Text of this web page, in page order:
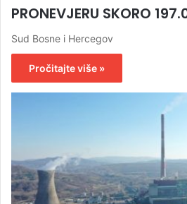
PRONEVJERU SKORO
Sud Bosne i Hercegov
Pročitajte više »